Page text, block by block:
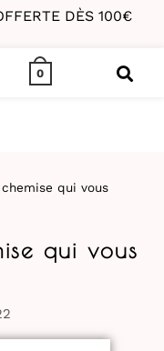
DÈS 100€
0
qui vous
qui vous